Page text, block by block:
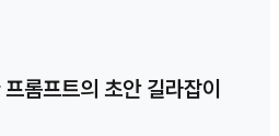
롬프트의 초안 길라잡이